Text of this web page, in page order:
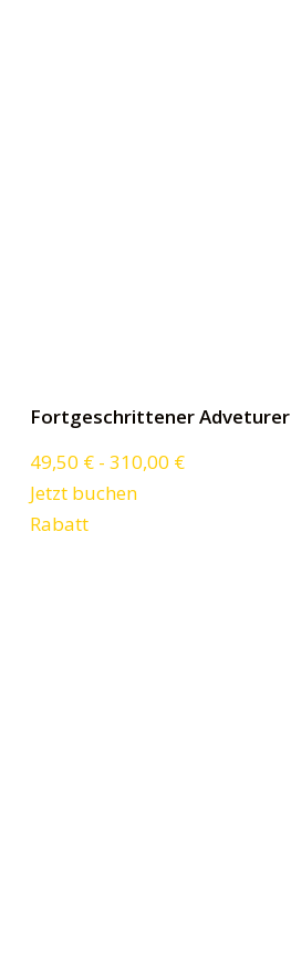
Fortgeschrittener Adveturer
49,50 €- 310,00 €
Jetzt buchen
Rabatt